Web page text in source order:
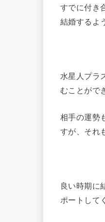
すでに付き
結婚するよ
水星人プラ
むことがで
相手の運勢
すが、それ
良い時期に
ポートして